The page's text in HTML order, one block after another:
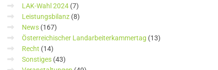
LAK-Wahl 2024 (7)
Leistungsbilanz (8)
News (167)
Österreichischer Landarbeiterkammertag (13)
Recht (14)
Sonstiges (43)